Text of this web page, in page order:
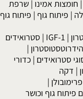
| חומצות אמינו |שרפת
| פיתוח גוף | פיתוח גוף
|
IGF-1
|סטרואידים
|
סטרואידים | כדורי
| דקה
פרימובולן |
פיתוח גוף וכושר